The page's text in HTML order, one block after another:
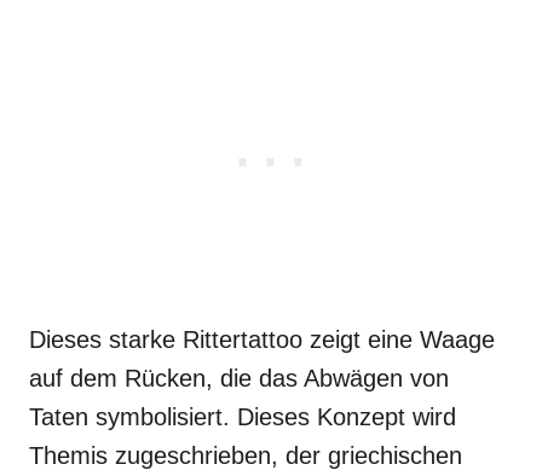
Dieses starke Rittertattoo zeigt eine Waage
auf dem Rücken, die das Abwägen von
Taten symbolisiert. Dieses Konzept wird
Themis zugeschrieben, der griechischen